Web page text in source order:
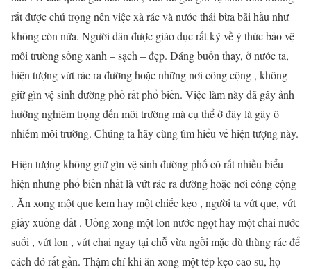
rất được chú trọng nên việc xả rác và nước thải bừa bãi hầu như
không còn nữa. Người dân được giáo dục rất kỹ về ý thức bảo vệ
môi trường sống xanh – sạch – đẹp. Đáng buồn thay, ở nước ta,
hiện tượng vứt rác ra đường hoặc những nơi công cộng , không
giữ gìn vệ sinh đường phố rất phổ biến. Việc làm này đã gây ảnh
hưởng nghiêm trọng đến môi trường mà cụ thể ở đây là gây ô
nhiễm môi trường. Chúng ta hãy cùng tìm hiểu về hiện tượng này.
Hiện tượng không giữ gìn vệ sinh đường phố có rất nhiều biểu
hiện nhưng phổ biến nhất là vứt rác ra đường hoặc nơi công cộng
. Ăn xong một que kem hay một chiếc kẹo , người ta vứt que, vứt
giấy xuống đất . Uống xong một lon nước ngọt hay một chai nước
suối , vứt lon , vứt chai ngay tại chỗ vừa ngồi mặc dù thùng rác để
cách đó rất gần. Thậm chí khi ăn xong một tép kẹo cao su, họ